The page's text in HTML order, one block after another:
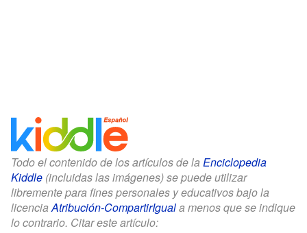
Todo el contenido de los artículos de la Enciclopedia
Kiddle (incluidas las imágenes) se puede utilizar
libremente para fines personales y educativos bajo la
licenciaAtribución-CompartirIguala menos que se indique
lo contrario. Citar este artículo: